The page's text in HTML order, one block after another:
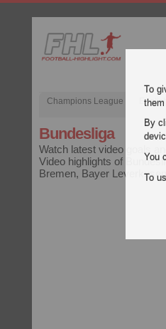
Champions League
Bundesliga
Watch latest video goals
Video highlights of
Bremen, Bayer
To
By
You
To